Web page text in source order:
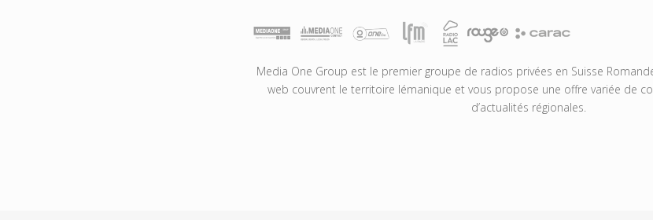
Media One Group est le premier groupe de radios privées en Suisse
web couvrent le territoire lémanique et vous propose une offre variée de
d’actualités régionales.